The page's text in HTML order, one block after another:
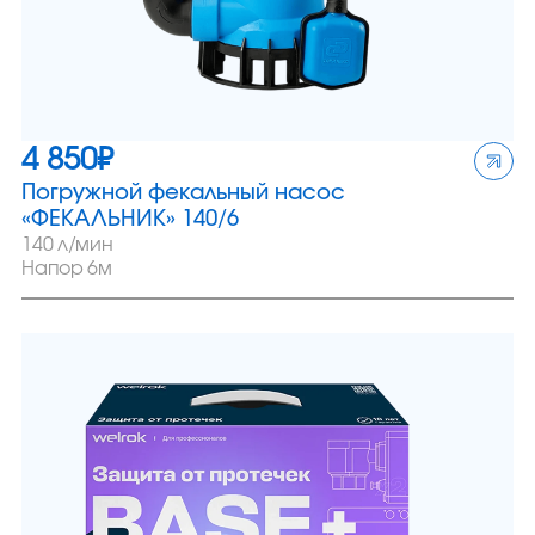
4 850₽
Погружной фекальный насос
«ФЕКАЛЬНИК» 140/6
140 л/мин
Напор 6м